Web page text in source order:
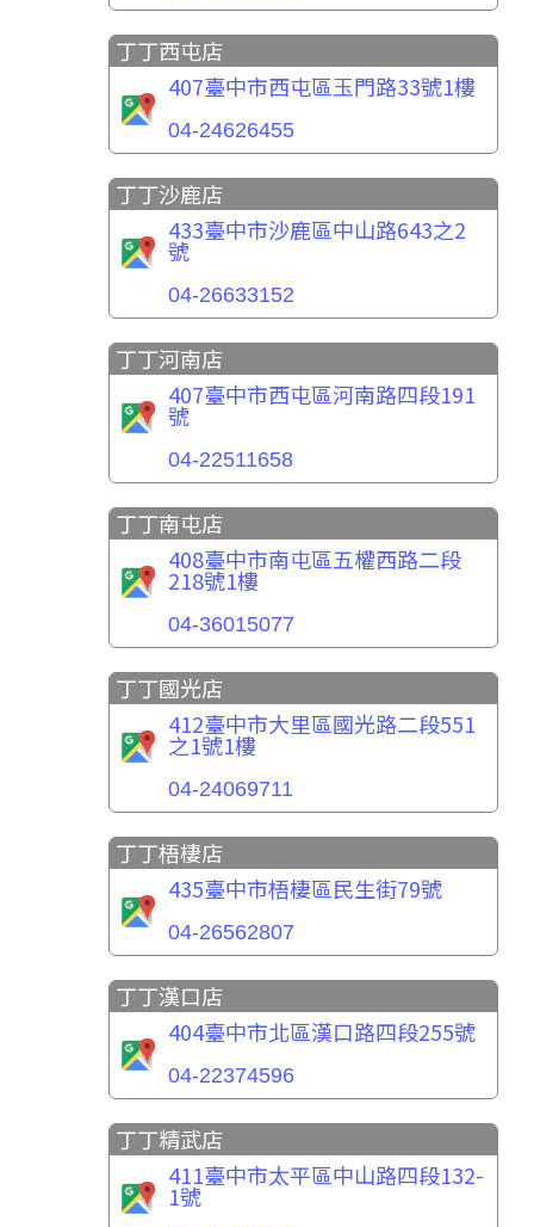
丁丁西屯店
407臺中市西屯區玉門路33號1樓
04-24626455
丁丁沙鹿店
433臺中市沙鹿區中山路643之2
號
04-26633152
丁丁河南店
407臺中市西屯區河南路四段191
號
04-22511658
丁丁南屯店
408臺中市南屯區五權西路二段
218號1樓
04-36015077
丁丁國光店
412臺中市大里區國光路二段551
之1號1樓
04-24069711
丁丁梧棲店
435臺中市梧棲區民生街79號
04-26562807
丁丁漢口店
404臺中市北區漢口路四段255號
04-22374596
丁丁精武店
411臺中市太平區中山路四段132-
1號